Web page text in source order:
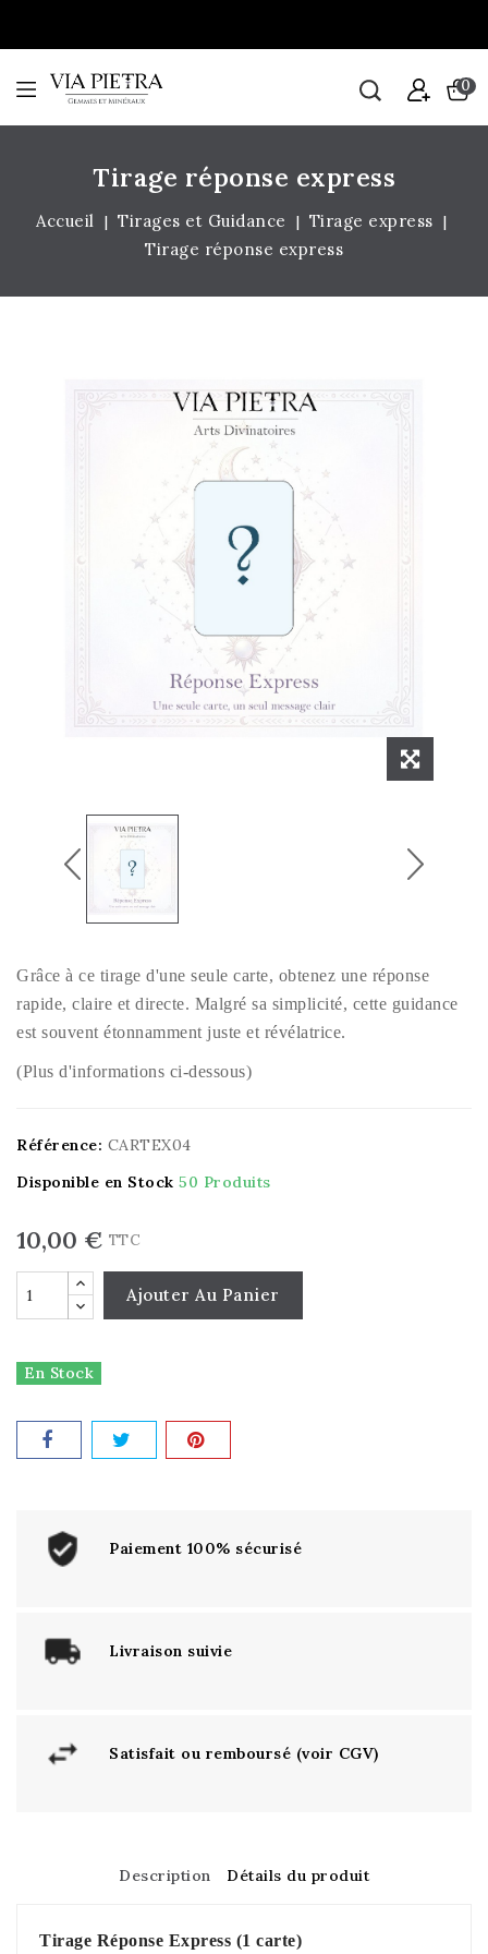
0
Tirage réponse express
Accueil Tirages et Guidance
Tirage express
Tirage réponse express
Grâce à ce tirage d'une seule carte, obtenez une réponse
rapide, claire et directe. Malgré sa simplicité, cette guidance
est souvent étonnamment juste et révélatrice.
(Plus d'informations ci-dessous)
Référence: CARTEX04
Disponible en Stock 50 Produits
10,00 € TTC
Ajouter Au Panier
En Stock
Paiement 100% sécurisé
Livraison suivie
Satisfait ou remboursé (voir CGV)
Description Détails du produit
Tirage Réponse Express (1 carte)